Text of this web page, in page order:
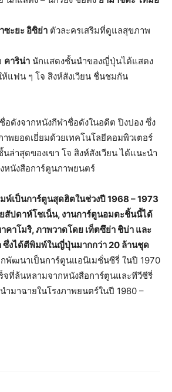
ซะยะ อิซิย่า ตัวละครเสริมที่ดูแลสุขภาพ
คาริน่า นักแสดงชั้นนำของญี่ปุ่นได้แสดง
ห้แฟน ๆ โจ สิงห์สังเวียน ชื่นชมกัน
อดังจากหนังกีฬาชื่อดังในอดีต ปิงปอง ซึ่ง
พยอดเยี่ยมด้วยเทคโนโลยีคอมพิวเตอร์
ล่าสุดของเขา โจ สิงห์สังเวียน ได้แนะนำ
หนังสือการ์ตูนภาพยนตร์
พ์เป็นการ์ตูนสุดฮิตในช่วงปี 1968 – 1973
สัปดาห์โชเน็น, งานการ์ตูนอมตะชิ้นนี้ได้
คาโมริ, ภาพวาดโดย เท็ตซึย่า ชิบ่า และ
ซึ่งได้ตีพิมพ์ในญี่ปุ่นมากกว่า 20 ล้านชุด
กพัฒนาเป็นการ์ตูนแอนิเมชั่นซีรี่ ในปี 1970
จที่ล้นหลามจากหนังสือการ์ตูนและทีวีซีรี่
ำมาฉายในโรงภาพยนตร์ในปี 1980 –